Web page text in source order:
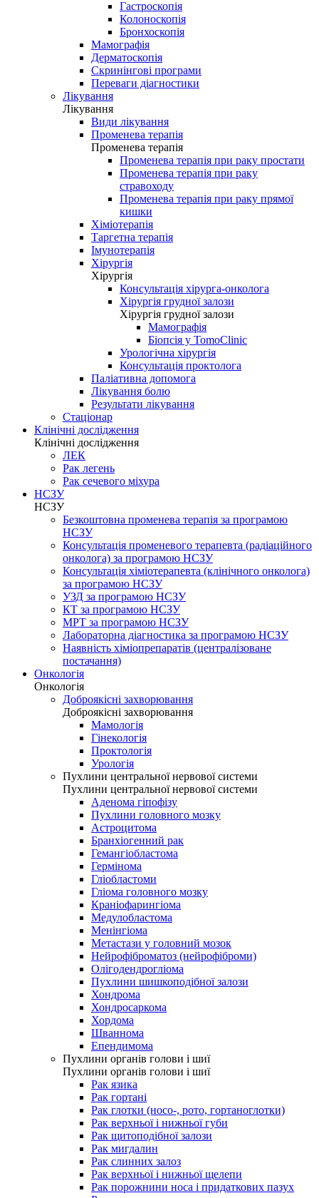
Гастроскопія
Колоноскопія
Бронхоскопія
Мамографія
Дерматоскопія
Скринінгові програми
Переваги діагностики
Лікування
Лікування
Види лікування
Променева терапія
Променева терапія
Променева терапія при раку простати
Променева терапія при раку
стравоходу
Променева терапія при раку прямої
кишки
Хіміотерапія
Таргетна терапія
Імунотерапія
Хірургія
Хірургія
Консультація хірурга-онколога
Хірургія грудної залози
Хірургія грудної залози
Мамографія
Біопсія у TomoClinic
Урологічна хірургія
Консультація проктолога
Паліативна допомога
Лікування болю
Результати лікування
Стаціонар
Клінічні дослідження
Клінічні дослідження
ЛЕК
Рак легень
Рак сечевого міхура
НСЗУ
НСЗУ
Безкоштовна променева терапія за програмою
НСЗУ
Консультація променевого терапевта (радіаційного
онколога) за програмою НСЗУ
Консультація хіміотерапевта (клінічного онколога)
за програмою НСЗУ
УЗД за програмою НСЗУ
КТ за програмою НСЗУ
МРТ за програмою НСЗУ
Лабораторна діагностика за програмою НСЗУ
Наявність хіміопрепаратів (централізоване
постачання)
Онкологія
Онкологія
Доброякісні захворювання
Доброякісні захворювання
Мамологія
Гінекологія
Проктологія
Урологія
Пухлини центральної нервової системи
Пухлини центральної нервової системи
Аденома гіпофізу
Пухлини головного мозку
Астроцитома
Бранхіогенний рак
Гемангіобластома
Гермінома
Гліобластоми
Гліома головного мозку
Краніофарингіома
Медулобластома
Менінгіома
Метастази у головний мозок
Нейрофіброматоз (нейрофіброми)
Олігодендрогліома
Пухлини шишкоподібної залози
Хондрома
Хондросаркома
Хордома
Шваннома
Епендимома
Пухлини органів голови і шиї
Пухлини органів голови і шиї
Рак язика
Рак гортані
Рак глотки (носо-, рото, гортаноглотки)
Рак верхньої і нижньої губи
Рак щитоподібної залози
Рак мигдалин
Рак слинних залоз
Рак верхньої і нижньої щелепи
Рак порожнини носа і придаткових пазух